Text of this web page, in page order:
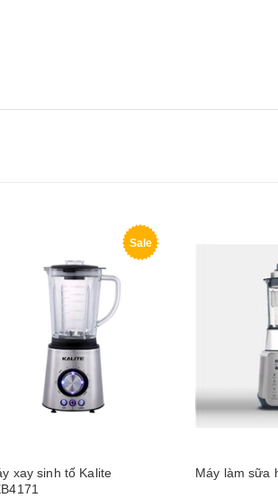
Sale
xay sinh tố Kalite
Máy làm sữa